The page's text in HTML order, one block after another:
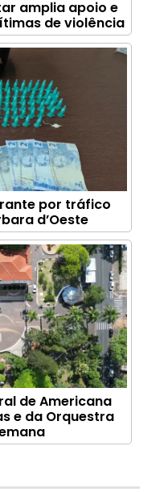
amplia apoio e
de violência
por tráfico
d’Oeste
de Americana
e da Orquestra